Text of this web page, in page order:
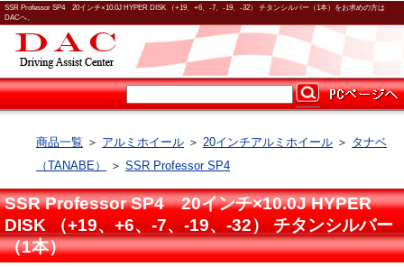
SSR Professor SP4 20インチ×10.0J HYPER DISK （+19、+6、-7、-19、-32） チタンシルバー（1本）をお求めの方は
DACへ。
商品一覧 ＞ アルミホイール ＞ 20インチアルミホイール ＞ タナベ
（TANABE）
＞ SSR Professor SP4
SSR Professor SP4 20インチ×10.0J HYPER
DISK （+19、+6、-7、-19、-32） チタンシルバー
（1本）